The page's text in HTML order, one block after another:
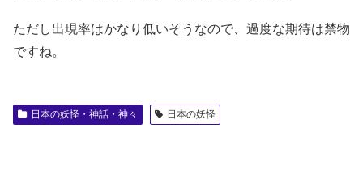
ただし出現率はかなり低いそうなので、過度な期待は禁物
ですね。
日本の妖怪・神話・神々 日本の妖怪